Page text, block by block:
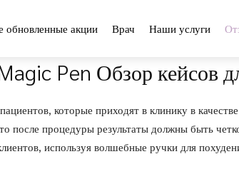
обновленные акции Врач Наши услуги
Pen Обзор кейсов
которые приходят в клинику в
после процедуры результаты должны быть
используя волшебные ручки для